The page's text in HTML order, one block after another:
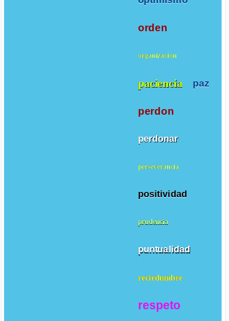
orden
organizacion
paciencia paz
perdon
perdonar
perseverancia
positividad
prudencia
puntualidad
reciedumbre
respeto